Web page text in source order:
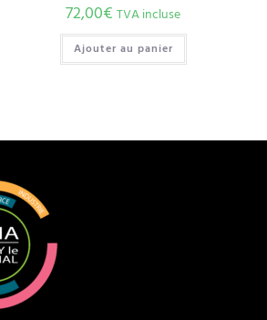
72,00€ TVA incluse
Ajouter au panier